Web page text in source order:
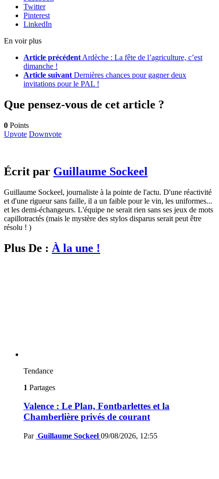
Twitter
Pinterest
LinkedIn
En voir plus
Article précédent Ardèche : La fête de l’agriculture, c’est
dimanche !
Article suivant Dernières chances pour gagner deux
invitations pour le PAL !
Que pensez-vous de cet article ?
0 Points
Upvote Downvote
Écrit par Guillaume Sockeel
Guillaume Sockeel, journaliste à la pointe de l'actu. D'une réactivité
et d'une rigueur sans faille, il a un faible pour le vin, les uniformes...
et les demi-échangeurs. L'équipe ne serait rien sans ses jeux de mots
capillotractés (mais le mystère des stylos disparus serait peut être
résolu ! )
Plus De : À la une !
Tendance
1 Partages
Valence : Le Plan, Fontbarlettes et la
Chamberlière privés de courant
Par Guillaume Sockeel 09/08/2026, 12:55